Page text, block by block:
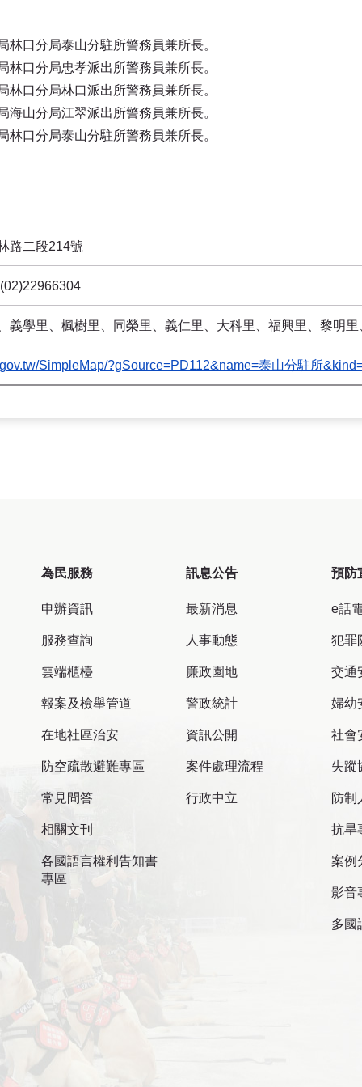
林口分局泰山分駐所警務員兼所長。
林口分局忠孝派出所警務員兼所長。
林口分局林口派出所警務員兼所長。
海山分局江翠派出所警務員兼所長。
林口分局泰山分駐所警務員兼所長。
路二段214號
義學里、楓樹里、同榮里、義仁里、大科里、福興里、黎明
SimpleMap/?gSource=PD112&name=泰山分駐所
為民服務
申辦資訊
服務查詢
雲端櫃檯
報案及檢舉管道
在地社區治安
防空疏散避難專區
常見問答
相關文刊
各國語言權利告知書
專區
訊息公告
最新消息
人事動態
廉政園地
警政統計
資訊公開
案件處理流程
行政中立
預防
e話
犯罪
交通
婦幼
社會
失蹤
防制
抗旱
案例
影音
多國